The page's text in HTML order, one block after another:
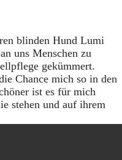
blinden Hund Lumi
uns Menschen zu
gekümmert.
Chance mich so in den
ist es für mich
stehen und auf ihrem